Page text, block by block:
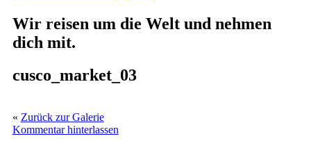
Wir reisen um die Welt und nehmen
dich mit.
cusco_market_03
« Zurück zur Galerie
Kommentar hinterlassen